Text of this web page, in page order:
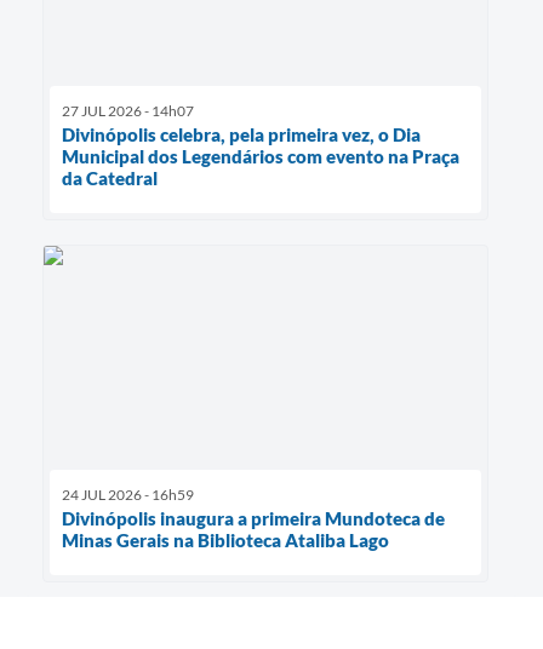
27 JUL 2026 - 14h07
Divinópolis celebra, pela primeira vez, o Dia
Municipal dos Legendários com evento na Praça
da Catedral
24 JUL 2026 - 16h59
Divinópolis inaugura a primeira Mundoteca de
Minas Gerais na Biblioteca Ataliba Lago